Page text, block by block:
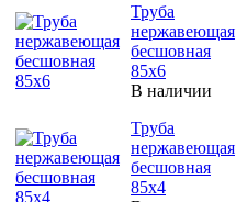
Труба
нержавеющая
бесшовная
85х6
В наличии
Труба
нержавеющая
бесшовная
85х4